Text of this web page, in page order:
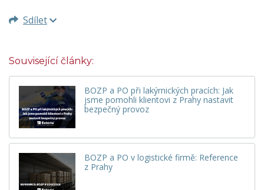
Sdílet
Související články:
BOZP a PO při lakýrnických pracích: Jak
jsme pomohli klientovi z Prahy nastavit
bezpečný provoz
BOZP a PO v logistické firmě: Reference
z Prahy